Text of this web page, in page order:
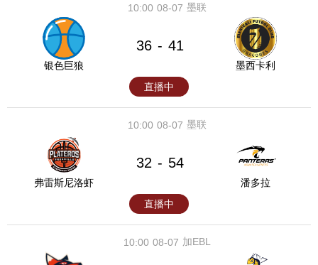
08-07
10:00 墨联
银色巨狼
36 - 41
墨西卡利
直播中
08-07
10:00 墨联
弗雷斯尼洛虾
32 - 54
潘多拉
直播中
08-07
10:00 加EBL